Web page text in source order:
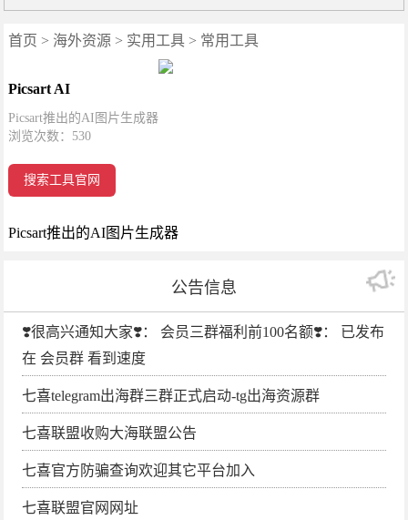
首页 > 海外资源 > 实用工具 > 常用工具
Picsart AI
Picsart推出的AI图片生成器
浏览次数： 530
搜索工具官网
Picsart推出的AI图片生成器
公告信息
❣️很高兴通知大家❣️： 会员三群福利前100名额❣️： 已发布
在 会员群 看到速度
七喜telegram出海群三群正式启动-tg出海资源群
七喜联盟收购大海联盟公告
七喜官方防骗查询欢迎其它平台加入
七喜联盟官网网址